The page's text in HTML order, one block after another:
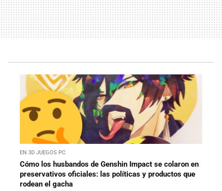
EN 3D JUEGOS PC
Cómo los husbandos de Genshin Impact se colaron en
preservativos oficiales: las políticas y productos que
rodean el gacha